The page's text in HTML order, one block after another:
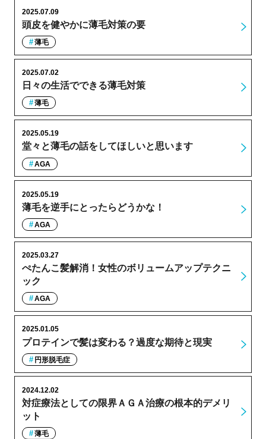
頭皮を健やかに薄毛対策の要
2025.07.09
薄毛
日々の生活でできる薄毛対策
2025.07.02
薄毛
堂々と薄毛の話をしてほしいと思います
2025.05.19
AGA
薄毛を逆手にとったらどうかな！
2025.05.19
AGA
ぺたんこ髪解消！女性のボリュームアップテクニ
ック
2025.03.27
AGA
プロテインで髪は変わる？過度な期待と現実
2025.01.05
円形脱毛症
対症療法としての限界ＡＧＡ治療の根本的デメリ
ット
2024.12.02
薄毛